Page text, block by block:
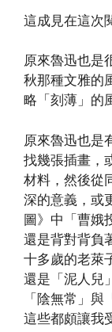
這成見在這次
原來魯迅也是
秋那種文雅的
略「刻薄」的
原來魯迅也是
找幾張插畫，
材料，然後從
深的意義，或
圖》中「曹娥
還是背對背負
十多歲的老萊
還是「泥人兒
「陰無常」
這些都頗讓我